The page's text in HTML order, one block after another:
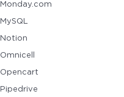
Monday.com
MySQL
Notion
Omnicell
Opencart
Pipedrive